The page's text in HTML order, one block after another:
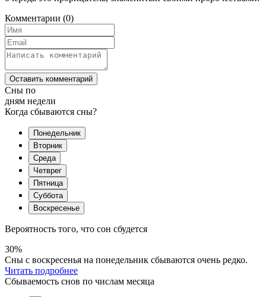
Комментарии (0)
Оставить комментарий
Сны по
дням недели
Когда сбываются сны?
Понедельник
Вторник
Среда
Четврег
Пятница
Суббота
Воскресенье
Вероятность того, что сон сбудется
30%
Сны с воскресенья на понедельник сбываются очень редко.
Читать подробнее
Сбываемость снов по числам месяца